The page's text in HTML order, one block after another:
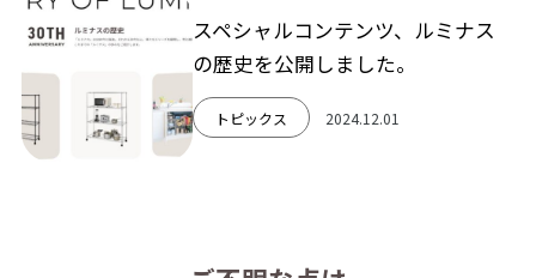
スペシャルコンテンツ、ルミナス
の歴史を公開しました。
トピックス 2024.12.01